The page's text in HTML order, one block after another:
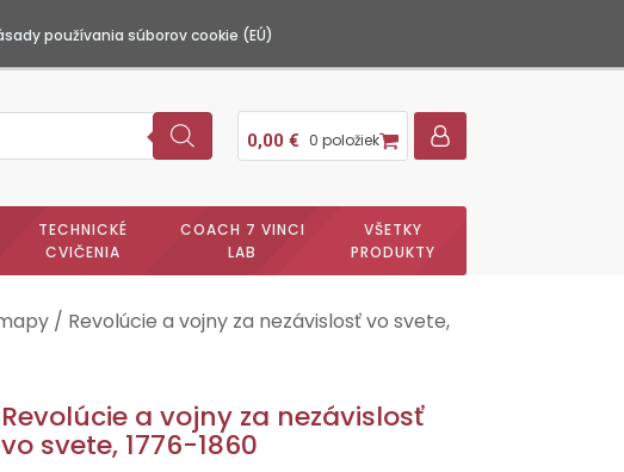
používania súborov cookie (EÚ)
0,00 € 0 položiek
TECHNICKÉ
CVIČENIA
COACH 7 VINCI
LAB
VŠETKY
PRODUKTY
/ Revolúcie a vojny za nezávislosť vo svete,
Revolúcie a vojny za nezávislosť
vo svete, 1776-1860